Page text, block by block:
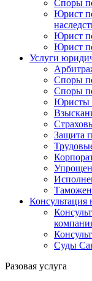
Споры
Юрист
Юрист
Юрист
Услуги
Споры
Споры
Юристы
Защита
Суды
Разовая услуга